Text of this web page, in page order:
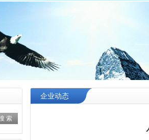
企业动态